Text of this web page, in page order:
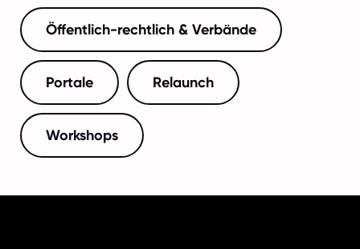
Öffentlich-rechtlich & Verbände
Portale Relaunch
Workshops